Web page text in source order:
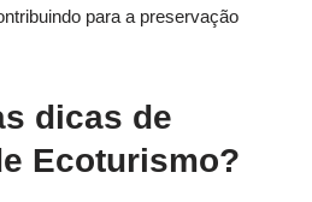
para a preservação
dicas de
Ecoturismo?